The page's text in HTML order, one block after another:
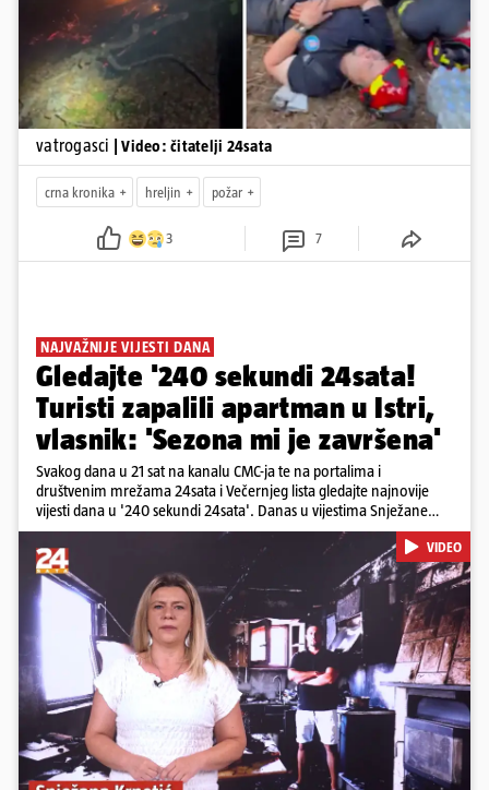
vatrogasci | Video: čitatelji 24sata
crna kronika hreljin požar
3 7
NAJVAŽNIJE VIJESTI DANA
Gledajte '240 sekundi 24sata!
Turisti zapalili apartman u Istri,
vlasnik: 'Sezona mi je završena'
Svakog dana u 21 sat na kanalu CMC-ja te na portalima i
društvenim mrežama 24sata i Večernjeg lista gledajte najnovije
vijesti dana u '240 sekundi 24sata'. Danas u vijestima Snježane
Krnetić: Turisti uništili apartman u Istri, 125 milijuna eura mogla bi
stajati sanacija otpada u Gospiću, u Osijeku pretukli nogometnog
suca, od utorka nove cijene goriva, rastu mirovine za 200 tisuća
branitelja...
Pokretanje videa...
VIDEO